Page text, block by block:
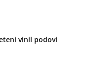
vinil podovi